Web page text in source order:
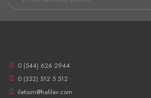
0 (544) 626 2944
0 (332) 512 5 512
iletisim@halilav.com